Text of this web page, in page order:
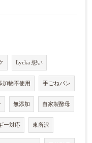
Lycka 想い
加物不使用 手ごねパン
無添加 自家製酵母
ー対応 東所沢